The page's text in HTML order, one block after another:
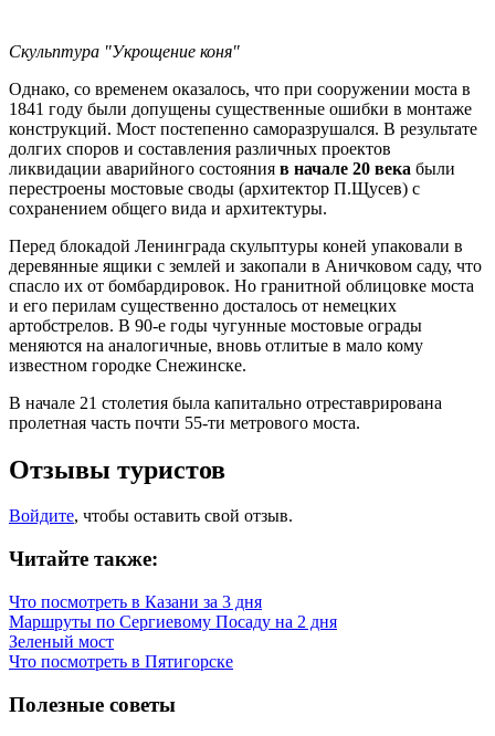
Скульптура "Укрощение коня"
Однако, со временем оказалось, что при сооружении моста в
1841 году были допущены существенные ошибки в монтаже
конструкций. Мост постепенно саморазрушался. В результате
долгих споров и составления различных проектов
ликвидации аварийного состояния в начале 20 века были
перестроены мостовые своды (архитектор П.Щусев) с
сохранением общего вида и архитектуры.
Перед блокадой Ленинграда скульптуры коней упаковали в
деревянные ящики с землей и закопали в Аничковом саду, что
спасло их от бомбардировок. Но гранитной облицовке моста
и его перилам существенно досталось от немецких
артобстрелов. В 90-е годы чугунные мостовые ограды
меняются на аналогичные, вновь отлитые в мало кому
известном городке Снежинске.
В начале 21 столетия была капитально отреставрирована
пролетная часть почти 55-ти метрового моста.
Отзывы туристов
Войдите, чтобы оставить свой отзыв.
Читайте также:
Что посмотреть в Казани за 3 дня
Маршруты по Сергиевому Посаду на 2 дня
Зеленый мост
Что посмотреть в Пятигорске
Полезные советы